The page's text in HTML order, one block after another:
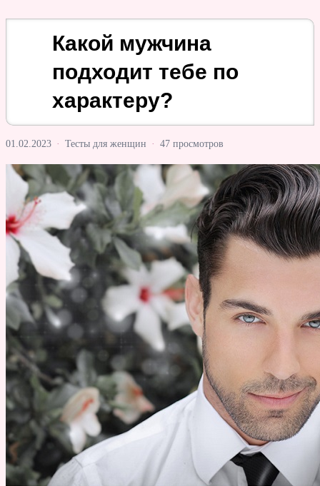
Какой мужчина
подходит тебе по
характеру?
01.02.2023 · Тесты для женщин · 47 просмотров